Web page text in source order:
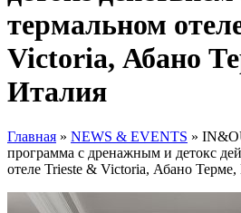
термальном
Victoria, Абано
Италия
Главная » NEWS & EVENTS »
программа с дренажным и детокс
отеле Trieste & Victoria, Абано Терме,